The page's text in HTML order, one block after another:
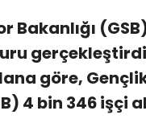
Bakanlığı
göre,
4 bin 346 işçi